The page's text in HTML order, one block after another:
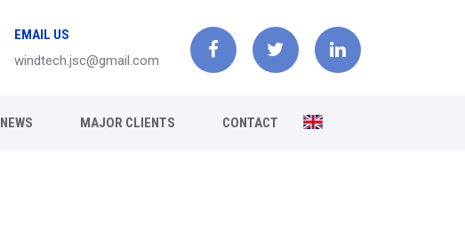
EMAIL US
windtech.jsc@gmail.com
NEWS MAJOR CLIENTS CONTACT